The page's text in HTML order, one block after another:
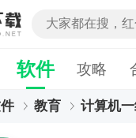
软件 攻略
教育 计算机